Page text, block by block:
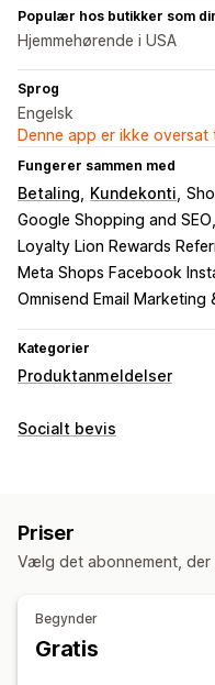
Populær hos butikker som
Hjemmehørende i USA
Sprog
Engelsk
Denne app er ikke oversat
Fungerer sammen med
Betaling Kundekonti
Google Shopping and SEO
Loyalty Lion Rewards
Meta Shops Facebook
Omnisend Email Marketing
Kategorier
Produktanmeldelser
Visningsindstillinger
Faner eller sidebjælker
Bedste anmeldelser
Udvidede kodestykker
Socialt bevis
Analyser
Priser
Vælg det abonnement, der
Begynder
Gratis